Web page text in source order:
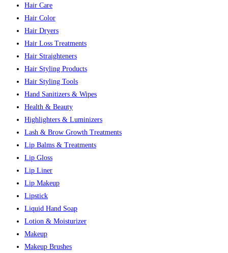
Hair Care
Hair Color
Hair Dryers
Hair Loss Treatments
Hair Straighteners
Hair Styling Products
Hair Styling Tools
Hand Sanitizers & Wipes
Health & Beauty
Highlighters & Luminizers
Lash & Brow Growth Treatments
Lip Balms & Treatments
Lip Gloss
Lip Liner
Lip Makeup
Lipstick
Liquid Hand Soap
Lotion & Moisturizer
Makeup
Makeup Brushes